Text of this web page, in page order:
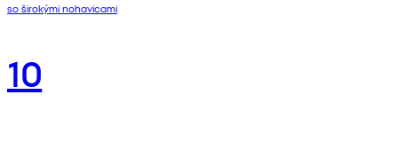
so širokými nohavicami
10